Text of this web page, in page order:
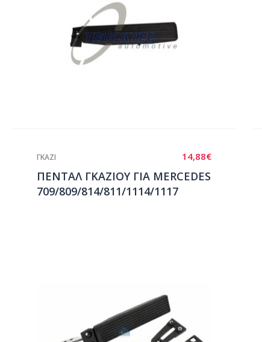
14,88€
ΓΚΑΖΙ
ΠΕΝΤΑΛ ΓΚΑΖΙΟΥ ΓΙΑ MERCEDES
709/809/814/811/1114/1117